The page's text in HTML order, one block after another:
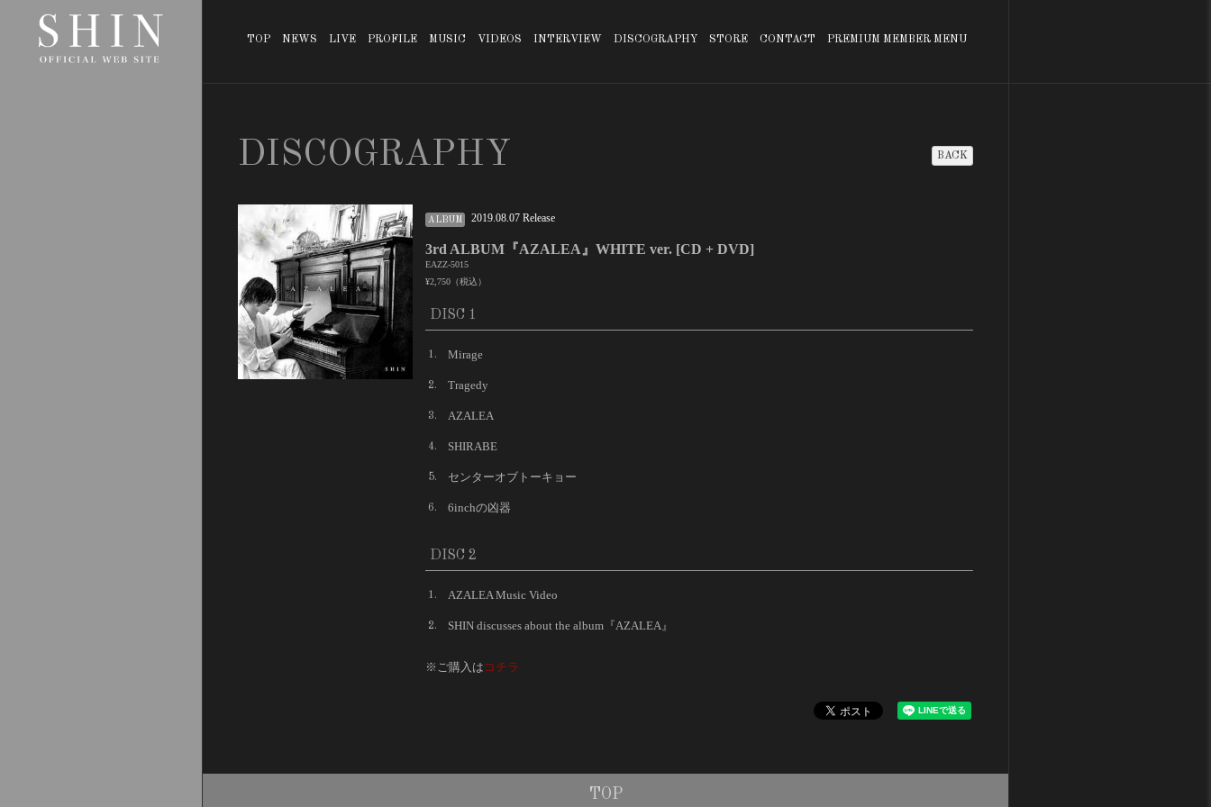
TOP NEWS LIVE PROFILE MUSIC VIDEOS INTERVIEW DISCOGRAPHY STORE CONTACT PREMIUM MEMBER MENU
DISCOGRAPHY BACK
ALBUM 2019.08.07 Release
3rd ALBUM『AZALEA』WHITE ver. [CD + DVD]
EAZZ-5015
¥2,750（税込）
DISC 1
1. Mirage
2. Tragedy
3. AZALEA
4. SHIRABE
5. センターオブトーキョー
6. 6inchの凶器
DISC 2
1. AZALEA Music Video
2. SHIN discusses about the album『AZALEA』
※ご購入は コチラ
TOP